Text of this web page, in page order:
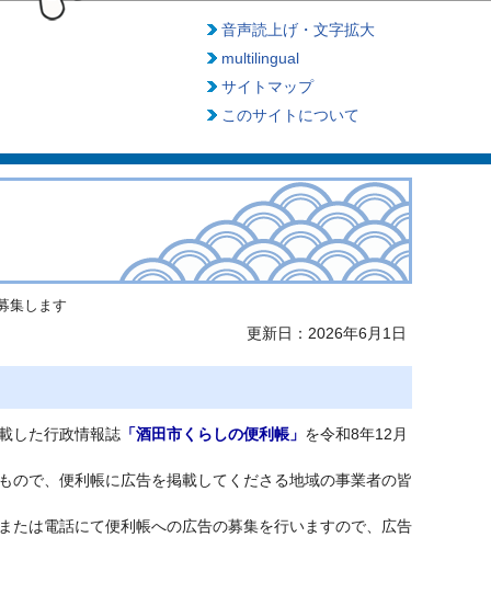
音声読上げ・文字拡大
multilingual
サイトマップ
このサイトについて
集します
更新日：2026年6月1日
した行政情報誌 「酒田市くらしの便利帳」 を令和8年12月
ので、便利帳に広告を掲載してくださる地域の事業者の皆
たは電話にて便利帳への広告の募集を行いますので、広告